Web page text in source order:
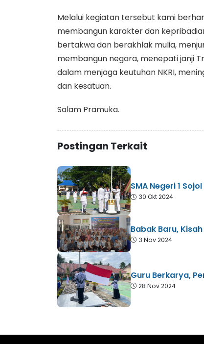
Melalui kegiatan tersebut kami
membangun karakter dan
bertakwa dan berakhlak mulia,
membangun negara, menepati janji
dalam menjaga keutuhan NKRI,
dan kesatuan.
Salam Pramuka.
Postingan Terkait
SMA Negeri 1
30 Okt 2024
Babak Baru,
3 Nov 2024
Guru Berkarya,
28 Nov 2024